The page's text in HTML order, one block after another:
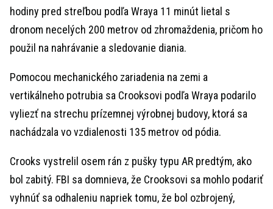
hodiny pred streľbou podľa Wraya 11 minút lietal s
dronom necelých 200 metrov od zhromaždenia, pričom ho
použil na nahrávanie a sledovanie diania.
Pomocou mechanického zariadenia na zemi a
vertikálneho potrubia sa Crooksovi podľa Wraya podarilo
vyliezť na strechu prízemnej výrobnej budovy, ktorá sa
nachádzala vo vzdialenosti 135 metrov od pódia.
Crooks vystrelil osem rán z pušky typu AR predtým, ako
bol zabitý. FBI sa domnieva, že Crooksovi sa mohlo podariť
vyhnúť sa odhaleniu napriek tomu, že bol ozbrojený,